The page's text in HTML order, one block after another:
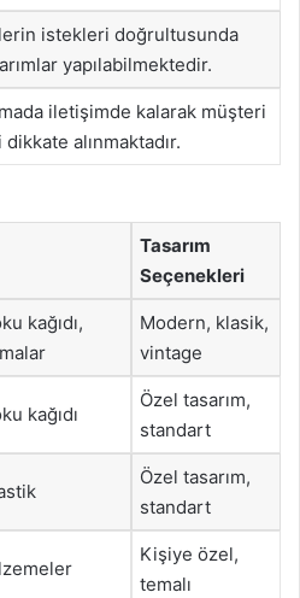
istekleri doğrultusunda
yapılabilmektedir.
iletişimde kalarak müşteri
alınmaktadır.
Tasarım
Seçenekleri
kağıdı,
Modern, klasik,
vintage
kağıdı
Özel tasarım,
standart
Özel tasarım,
standart
Kişiye özel,
temalı